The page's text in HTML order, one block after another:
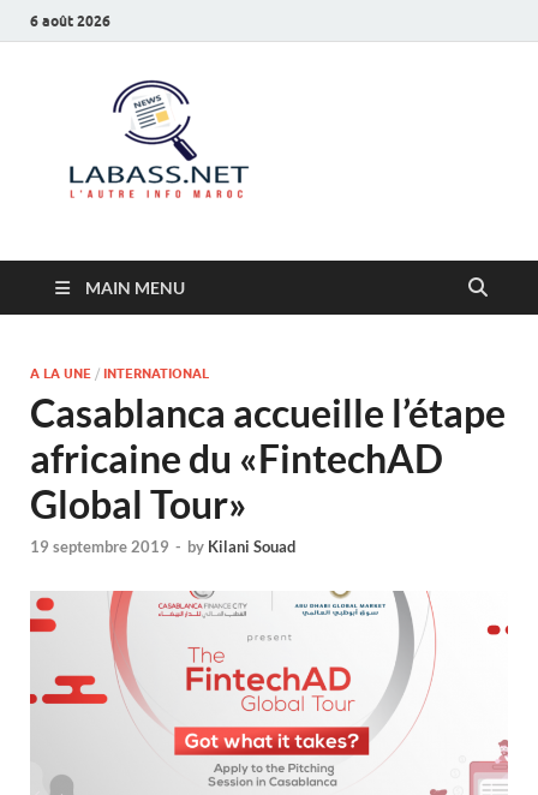
6 août 2026
MAIN MENU
A LA UNE / INTERNATIONAL
Casablanca accueille l’étape
africaine du «FintechAD
Global Tour»
19 septembre 2019 - by Kilani Souad